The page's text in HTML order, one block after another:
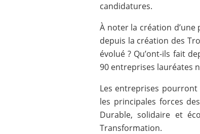
candidatures.
À noter la création d’une
depuis la création des
évolué ? Qu’ont-ils fait
90 entreprises lauréates
Les entreprises
les principales forces
Durable, solidaire et
Transformation.